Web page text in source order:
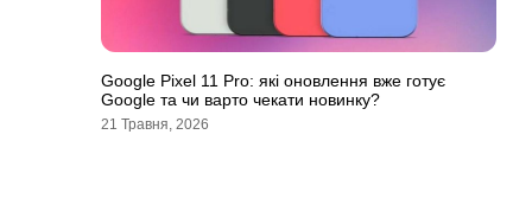
Google Pixel 11 Pro: які оновлення вже готує
Google та чи варто чекати новинку?
21 Травня, 2026